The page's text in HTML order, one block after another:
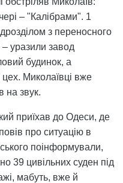
– "Калібрами". 1
з переносного
– уразили завод
будинок, а
Миколаївці вже
на звук.
приїхав до Одеси, де
про ситуацію в
поінформували,
39 цивільних суден під
мабуть, вже й